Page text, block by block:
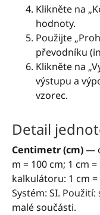
Klikněte na
hodnoty.
Použijte
převodníku
Klikněte na
výstupu a
vzorec.
Detail
Centimetr (cm)—
m = 100 cm; 1 cm
kalkulátoru: 1 cm =
Systém: SI.
malé součásti.